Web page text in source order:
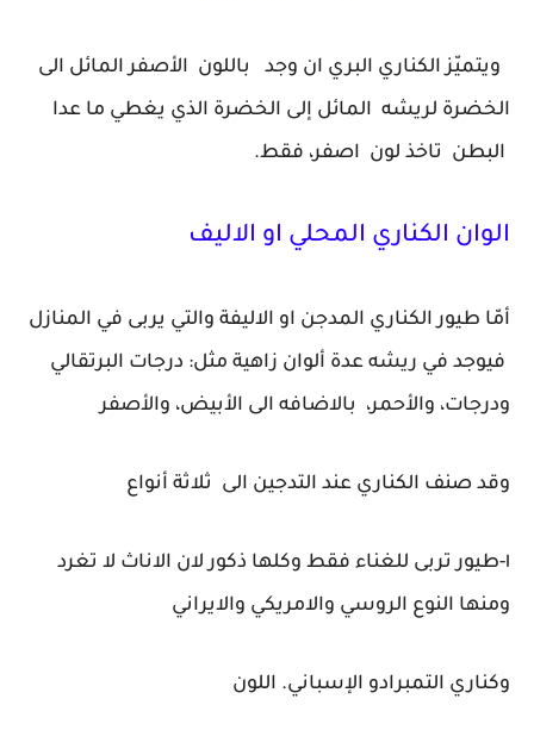
ويتميّز الكناري البري ان وجد باللون الأصفر المائل الى
الخضرة لريشه المائل إلى الخضرة الذي يغطي ما عدا
البطن تاخذ لون اصفر، فقط.
الوان الكناري المحلي او الاليف
أمّا طيور الكناري المدجن او الاليفة والتي يربى في المنازل
فيوجد في ريشه عدة ألوان زاهية مثل: درجات البرتقالي
ودرجات، والأحمر، بالاضافه الى الأبيض، والأصفر
وقد صنف الكناري عند التدجين الى ثلاثة أنواع
١-طيور تربى للغناء فقط وكلها ذكور لان الاناث لا تغرد
ومنها النوع الروسي والامريكي والايراني
وكناري التمبرادو الإسباني. اللون